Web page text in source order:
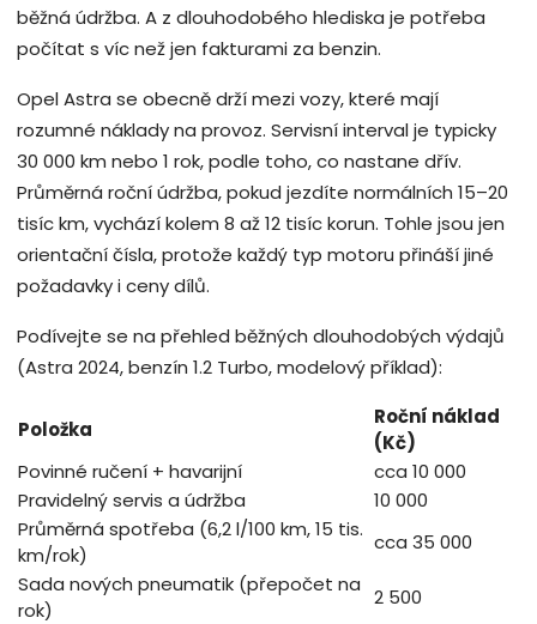
běžná údržba. A z dlouhodobého hlediska je potřeba
počítat s víc než jen fakturami za benzin.
Opel Astra se obecně drží mezi vozy, které mají
rozumné náklady na provoz. Servisní interval je typicky
30 000 km nebo 1 rok, podle toho, co nastane dřív.
Průměrná roční údržba, pokud jezdíte normálních 15–20
tisíc km, vychází kolem 8 až 12 tisíc korun. Tohle jsou jen
orientační čísla, protože každý typ motoru přináší jiné
požadavky i ceny dílů.
Podívejte se na přehled běžných dlouhodobých výdajů
(Astra 2024, benzín 1.2 Turbo, modelový příklad):
Položka
Roční náklad
(Kč)
Povinné ručení + havarijní
cca 10 000
Pravidelný servis a údržba
10 000
Průměrná spotřeba (6,2 l/100 km, 15 tis.
km/rok)
cca 35 000
Sada nových pneumatik (přepočet na
rok)
2 500